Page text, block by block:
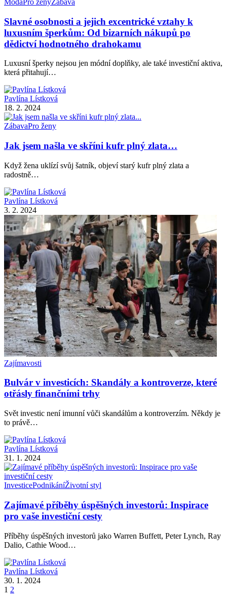
Slavné osobnosti a jejich excentrické vztahy k
luxusním šperkům: Od bizarních nákupů po
dědictví hodnotného drahokamu
Luxusní šperky nejsou jen módní doplňky, ale také investiční aktiva,
která přitahují…
Pavlína Lístková
18. 2. 2024
ZábavaPro ženy
Jak jsem našla ve skříni kufr plný zlata…
Když žena uklízí svůj šatník, objeví starý kufr plný zlata a
radostně…
Pavlína Lístková
3. 2. 2024
Zajímavosti
Bulvár v investicích: Skandály a kontroverze, které
otřásly finančními trhy
Svět investic není imunní vůči skandálům a kontroverzím. Někdy je
to právě…
Pavlína Lístková
31. 1. 2024
InvesticePodnikáníŽivotní styl
Zajímavé příběhy úspěšných investorů: Inspirace
pro vaše investiční cesty
Příběhy úspěšných investorů jako Warren Buffett, Peter Lynch, Ray
Dalio, Cathie Wood…
Pavlína Lístková
30. 1. 2024
1 2